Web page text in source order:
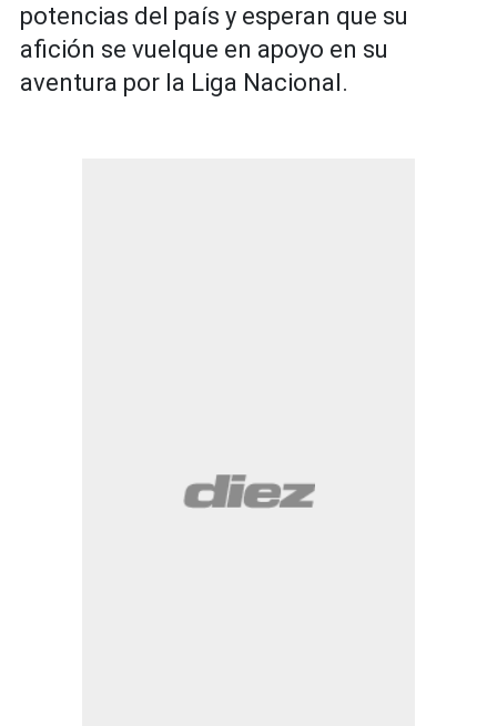
potencias del país y esperan que su
afición se vuelque en apoyo en su
aventura por la Liga Nacional.